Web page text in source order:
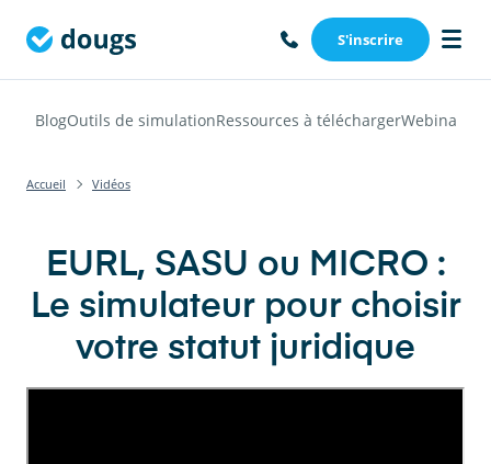
S'inscrire
BlogOutils de simulationRessources à téléchargerWebinars
Accueil Vidéos
EURL, SASU ou MICRO :
Le simulateur pour choisir
votre statut juridique